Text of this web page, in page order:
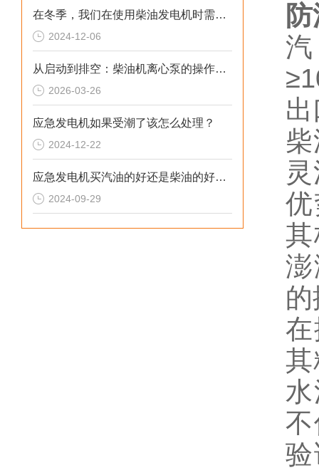
在冬季，我们在使用柴油发电机时需要注意什么呢？
2024-12-06
从启动到排空：柴油机离心泵的操作规范与技巧
2026-03-26
应急发电机如果受潮了该怎么处理？
2024-12-22
应急发电机买汽油的好还是柴油的好呢？
2024-09-29